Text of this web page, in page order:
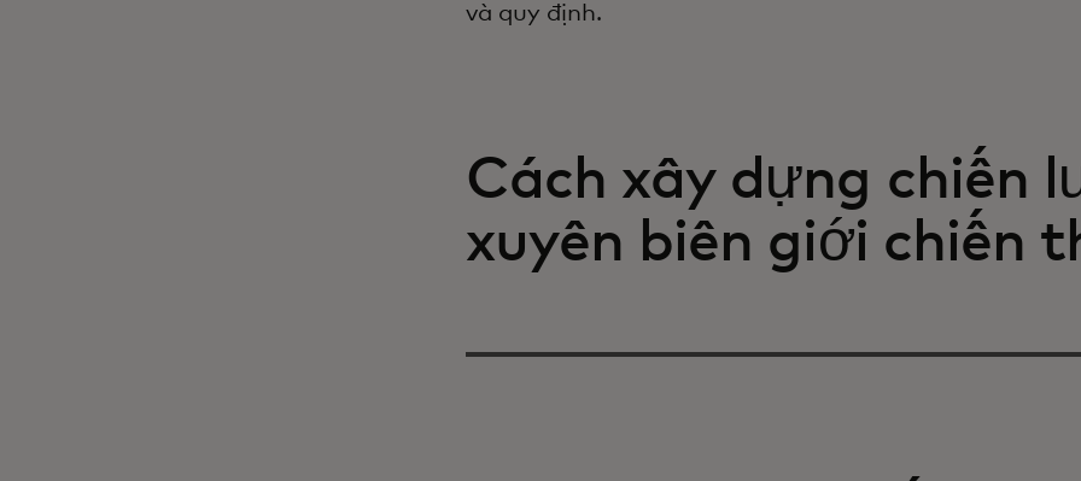
và quy định.
Cách xây dựng chiến
xuyên biên giới chiến